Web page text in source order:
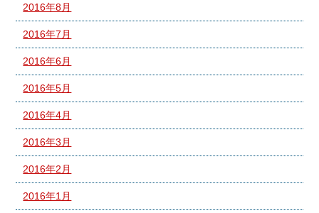
2016年8月
2016年7月
2016年6月
2016年5月
2016年4月
2016年3月
2016年2月
2016年1月